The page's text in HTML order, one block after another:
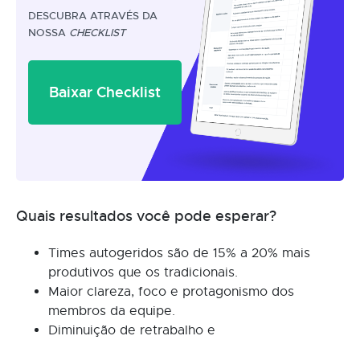
DESCUBRA ATRAVÉS DA
NOSSA CHECKLIST
Baixar Checklist
Quais resultados você pode esperar?
Times autogeridos são de 15% a 20% mais
produtivos que os tradicionais.
Maior clareza, foco e protagonismo dos
membros da equipe.
Diminuição de retrabalho e